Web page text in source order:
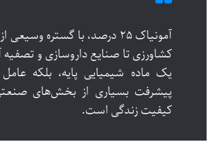
آمونیاک ۲۵ درصد، با گستره وسیعی
کشاورزی تا صنایع داروسازی و تصفیه
یک ماده شیمیایی پایه، بلکه
پیشرفت بسیاری از بخش‌های
کیفیت زندگی است.